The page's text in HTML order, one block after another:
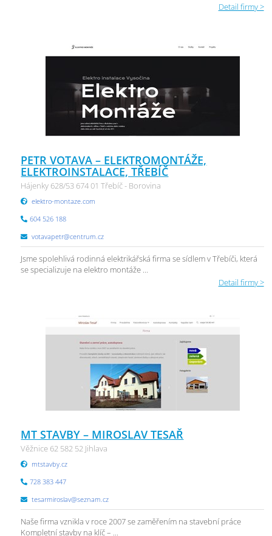
Detail firmy >
PETR VOTAVA – ELEKTROMONTÁŽE,
ELEKTROINSTALACE, TŘEBÍČ
Hájenky 628/53 674 01 Třebíč - Borovina
elektro-montaze.com
604 526 188
votavapetr@centrum.cz
Jsme spolehlivá rodinná elektrikářská firma se sídlem v Třebíči, která
se specializuje na elektro montáže ...
Detail firmy >
MT STAVBY – MIROSLAV TESAŘ
Věžnice 62 582 52 Jihlava
mtstavby.cz
728 383 447
tesarmiroslav@seznam.cz
Naše firma vznikla v roce 2007 se zaměřením na stavební práce
Kompletní stavby na klíč – ...